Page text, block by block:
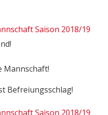
Mannschaft!
Befreiungsschlag!